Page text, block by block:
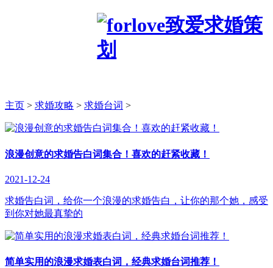
主页 > 求婚攻略 > 求婚台词 >
浪漫创意的求婚告白词集合！喜欢的赶紧收藏！
2021-12-24
求婚告白词，给你一个浪漫的求婚告白，让你的那个她，感受
到你对她最真挚的
简单实用的浪漫求婚表白词，经典求婚台词推荐！